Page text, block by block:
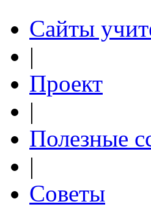
Сайты
|
Проект
|
Полезные
|
Советы